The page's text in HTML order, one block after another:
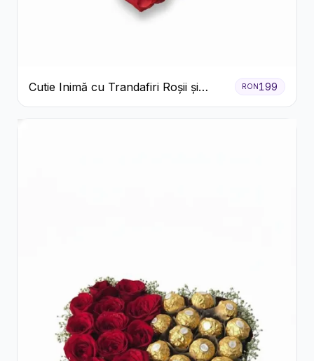
Cutie Inimă cu Trandafiri Roșii și
Raffaello
RON199